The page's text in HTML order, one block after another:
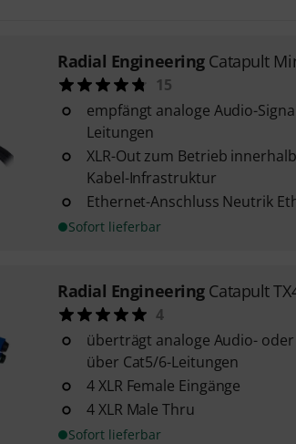
Radial Engineering Catapult
15
empfängt analoge Audio-
Leitungen
XLR-Out zum Betrieb
Kabel-Infrastruktur
Ethernet-Anschluss Neutrik
Sofort lieferbar
Radial Engineering Catapult
4
überträgt analoge Audio- oder
über Cat5/6-Leitungen
4 XLR Female Eingänge
4 XLR Male Thru
Sofort lieferbar